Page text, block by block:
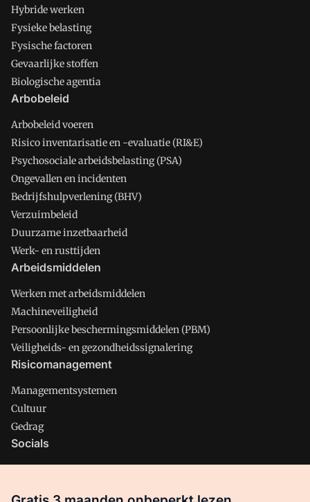
Hybride werken
Fysieke belasting
Fysische factoren
Gevaarlijke stoffen
Biologische agentia
Arbobeleid
Arbobeleid voeren
Risico inventarisatie en -evaluatie (RI&E)
Psychosociale arbeidsbelasting (PSA)
Ongevallen en incidenten
Bedrijfshulpverlening (BHV)
Verzuimbeleid
Duurzame inzetbaarheid
Werk- en rusttijden
Arbeidsmiddelen
Werken met arbeidsmiddelen
Machineveiligheid
Persoonlijke beschermingsmiddelen (PBM)
Veiligheids- en gezondheidssignalering
Risicomanagement
Managementsystemen
Cultuur
Gedrag
Socials